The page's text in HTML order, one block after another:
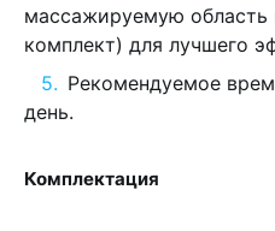
массажируемую область
комплект) для лучшего
Рекомендуемое
день.
Комплектация